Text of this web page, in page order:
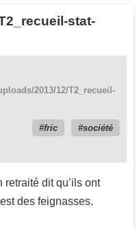
stat-
2013/12/T2_recueil-
fric
société
retraité dit qu’ils ont
des feignasses.